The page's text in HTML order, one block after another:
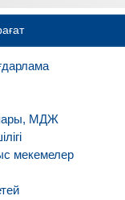
МДЖ
мекемелер